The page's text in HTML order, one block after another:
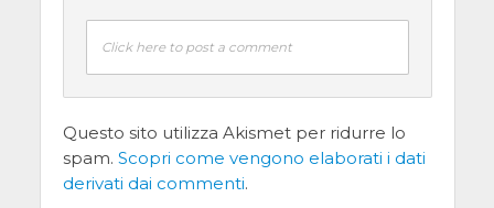
Click here to post a comment
Questo sito utilizza Akismet per ridurre lo
spam. Scopri come vengono elaborati i dati
derivati dai commenti.